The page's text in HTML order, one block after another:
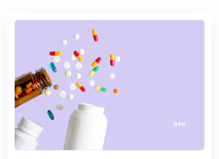
DPC